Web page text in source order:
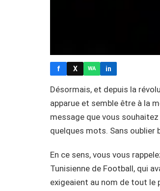
f X WA in
Désormais, et depuis la
apparue et semble être à la
message que vous
quelques mots. Sans oublier
En ce sens, vous vous
Tunisienne de Football, qui
exigeaient au nom de tout le